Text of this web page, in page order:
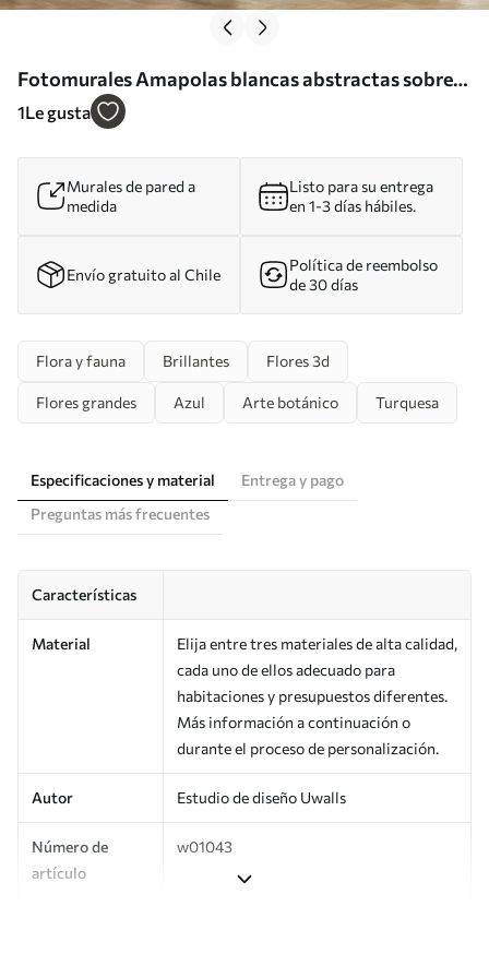
Fotomurales Amapolas blancas abstractas sobre
fondo azul, imitación de pinceladas Nr. w01043
1Le gusta
Murales de pared a
medida
Listo para su entrega
en 1-3 días hábiles.
Envío gratuito al Chile
Política de reembolso
de 30 días
Flora y fauna Brillantes Flores 3d
Flores grandes Azul Arte botánico Turquesa
Especificaciones y material
Entrega y pago
Preguntas más frecuentes
Características
Material
Elija entre tres materiales de alta calidad,
cada uno de ellos adecuado para
habitaciones y presupuestos diferentes.
Más información a continuación o
durante el proceso de personalización.
Autor Estudio de diseño Uwalls
Número de
artículo
w01043